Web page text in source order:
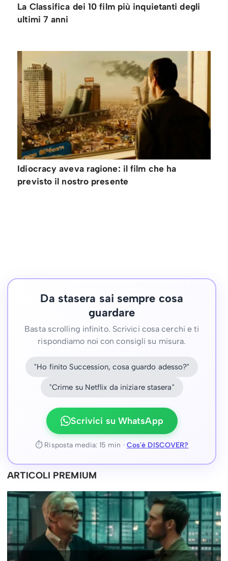
La Classifica dei 10 film più inquietanti degli
ultimi 7 anni
Idiocracy aveva ragione: il film che ha
previsto il nostro presente
Da stasera sai sempre cosa
guardare
Basta scrolling infinito. Scrivici cosa cerchi e ti
rispondiamo noi con consigli su misura.
"Ho finito Succession, cosa guardo adesso?"
"Crime su Netflix da iniziare stasera"
Scrivici su WhatsApp
⏱ Risposta media: 15 min · Cos'è DISCOVER?
ARTICOLI PREMIUM